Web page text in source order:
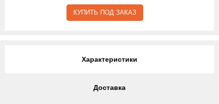
КУПИТЬ ПОД ЗАКАЗ
Характеристики
Доставка